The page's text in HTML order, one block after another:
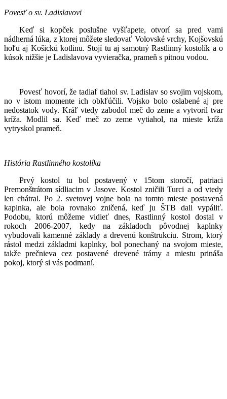
Povesť o sv. Ladislavovi
Keď si kopček poslušne vyšľapete, otvorí sa pred vami
nádherná lúka, z ktorej môžete sledovať Volovské vrchy, Kojšovskú
hoľu aj Košickú kotlinu. Stojí tu aj samotný Rastlinný kostolík a o
kúsok nižšie je Ladislavova vyvieračka, prameň s pitnou vodou.
Povesť hovorí, že tadiaľ tiahol sv. Ladislav so svojim vojskom,
no v istom momente ich obkľúčili. Vojsko bolo oslabené aj pre
nedostatok vody. Kráľ vtedy zabodol meč do zeme a vytvoril tvar
kríža. Modlil sa. Keď meč zo zeme vytiahol, na mieste kríža
vytryskol prameň.
História Rastlinného kostolíka
Prvý kostol tu bol postavený v 15tom storočí, patriaci
Premonštrátom sídliacim v Jasove. Kostol zničili Turci a od vtedy
len chátral. Po 2. svetovej vojne bola na tomto mieste postavená
kaplnka, ale bola rovnako zničená, keď ju ŠTB dali vypáliť.
Podobu, ktorú môžeme vidieť dnes, Rastlinný kostol dostal v
rokoch 2006-2007, kedy na základoch pôvodnej kaplnky
vybudovali kamenné základy a drevenú konštrukciu. Strom, ktorý
rástol medzi základmi kaplnky, bol ponechaný na svojom mieste,
takže prečnieva cez postavené drevené trámy a miestu prináša
pokoj, ktorý si vás podmaní.